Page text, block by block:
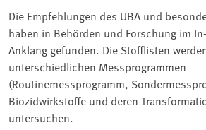
Die Empfehlungen des UBA und
haben in Behörden und Forschung im
Anklang gefunden. Die Stofflisten
unterschiedlichen Messprogrammen
(Routinemessprogramm,
Biozidwirkstoffe und deren
untersuchen.